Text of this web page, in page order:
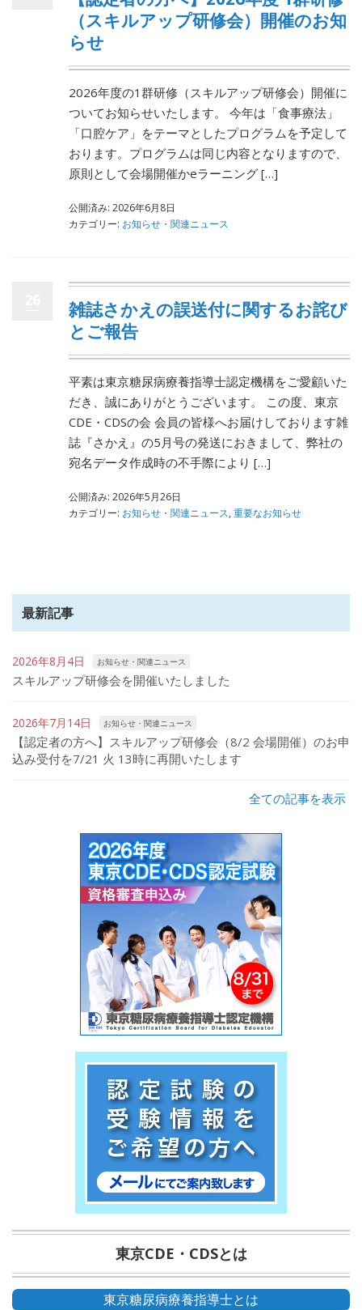
（スキルアップ研修会）開催のお知
らせ
2026年度の1群研修（スキルアップ研修会）開催に
ついてお知らせいたします。 今年は「食事療法」
「口腔ケア」をテーマとしたプログラムを予定して
おります。プログラムは同じ内容となりますので、
原則として会場開催かeラーニング […]
公開済み: 2026年6月8日
カテゴリー: お知らせ・関連ニュース
雑誌さかえの誤送付に関するお詫び
とご報告
平素は東京糖尿病療養指導士認定機構をご愛顧いた
だき、誠にありがとうございます。 この度、東京
CDE・CDSの会 会員の皆様へお届けしております雑
誌『さかえ』の5月号の発送におきまして、弊社の
宛名データ作成時の不手際により […]
公開済み: 2026年5月26日
カテゴリー: お知らせ・関連ニュース, 重要なお知らせ
最新記事
2026年8月4日 お知らせ・関連ニュース
スキルアップ研修会を開催いたしました
2026年7月14日 お知らせ・関連ニュース
【認定者の方へ】スキルアップ研修会（8/2 会場開催）のお申
込み受付を7/21 火 13時に再開いたします
全ての記事を表示
東京CDE・CDSとは
東京糖尿病療養指導士とは